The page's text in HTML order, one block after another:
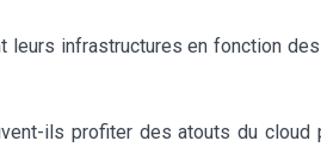
leurs infrastructures en fonction
ils profiter des atouts du